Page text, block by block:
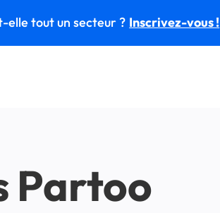
elle tout un secteur ? Inscrivez-vous !
Partoo